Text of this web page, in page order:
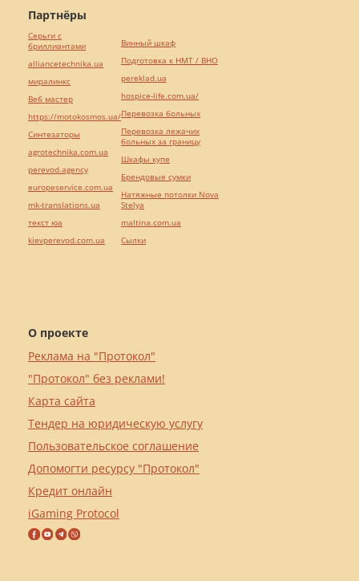
О проекте
Реклама на "Протокол"
"Протокол" без реклами!
Карта сайта
Тендер на юридическую услугу
Пользовательское соглашение
Допомогти ресурсу "Протокол"
Кредит онлайн
iGaming Protocol
Партнёры
Серьги с
бриллиантами
alliancetechnika.ua
миралинкс
Веб мастер
https://motokosmos.ua/
Синтезаторы
agrotechnika.com.ua
perevod.agency
europeservice.com.ua
mk-translations.ua
текст юа
kievperevod.com.ua
Винный шкаф
Подготовка к НМТ / ВНО
pereklad.ua
hospice-life.com.ua/
Перевозка больных
Перевозка лежачих
больных за границу
Шкафы купе
Брендовые сумки
Натяжные потолки Nova
Stelya
maltina.com.ua
Cылки